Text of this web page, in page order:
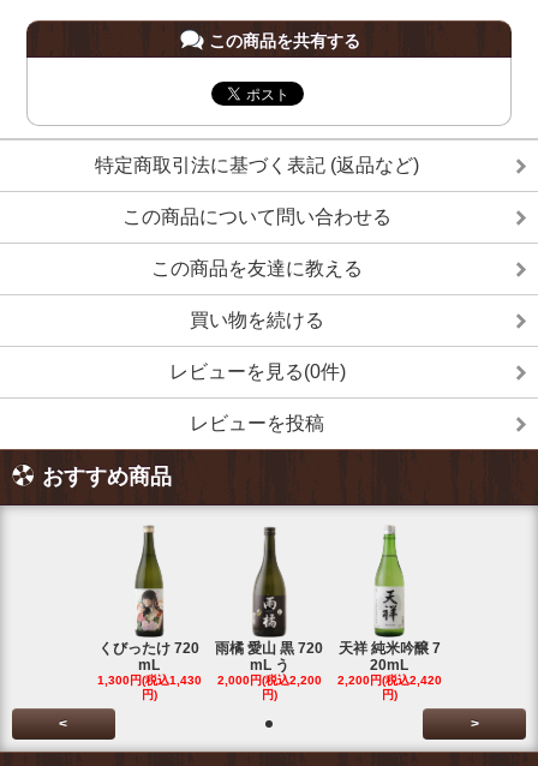
この商品を共有する
特定商取引法に基づく表記 (返品など)
この商品について問い合わせる
この商品を友達に教える
買い物を続ける
レビューを見る(0件)
レビューを投稿
おすすめ商品
くびったけ 720
mL
1,300円(税込1,430
円)
雨橘 愛山 黒 720
mL う
2,000円(税込2,200
円)
天祥 純米吟醸 7
20mL
2,200円(税込2,420
円)
< >